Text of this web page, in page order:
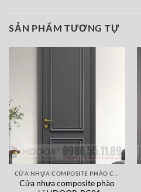
SẢN PHẨM TƯƠNG TỰ
Cửa nhựa composite phào